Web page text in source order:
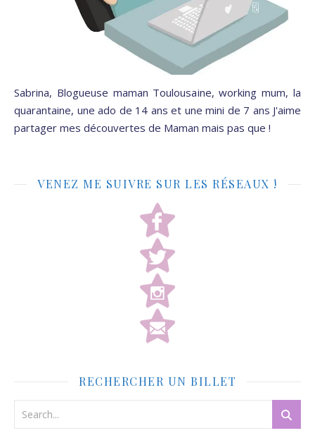
Sabrina, Blogueuse maman Toulousaine, working mum, la
quarantaine, une ado de 14 ans et une mini de 7 ans J'aime
partager mes découvertes de Maman mais pas que !
VENEZ ME SUIVRE SUR LES RÉSEAUX !
RECHERCHER UN BILLET